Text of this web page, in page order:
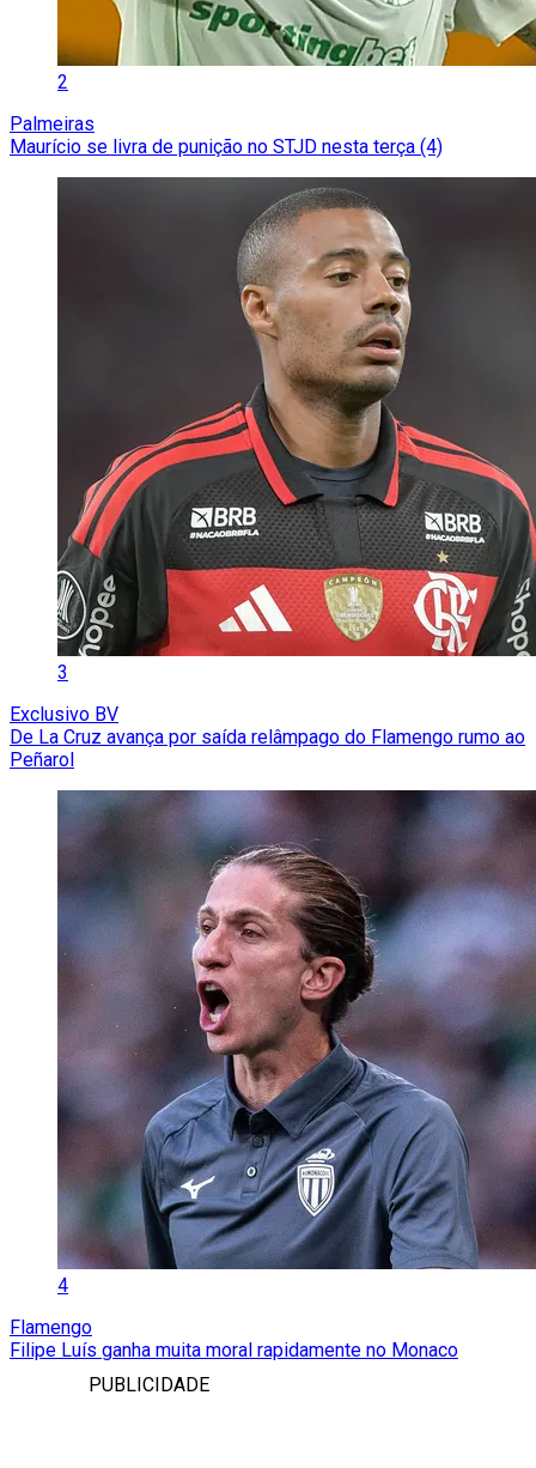
2
Palmeiras
Maurício se livra de punição no STJD nesta terça (4)
3
Exclusivo BV
De La Cruz avança por saída relâmpago do Flamengo rumo ao
Peñarol
4
Flamengo
Filipe Luís ganha muita moral rapidamente no Monaco
PUBLICIDADE